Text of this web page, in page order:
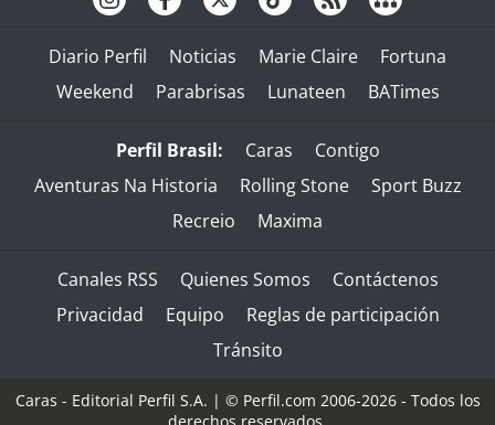
Diario Perfil Noticias Marie Claire
Fortuna
Weekend
Parabrisas Lunateen BATimes
Perfil Brasil: Caras
Contigo
Aventuras Na Historia
Rolling Stone
Sport Buzz
Recreio
Maxima
Canales RSS Quienes Somos
Contáctenos
Privacidad
Equipo
Reglas de participación
Tránsito
Caras - Editorial Perfil S.A. | © Perfil.com 2006-2026 - Todos los